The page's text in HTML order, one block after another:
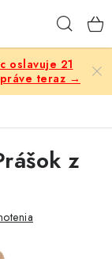
oslavuje 21
teraz →
z